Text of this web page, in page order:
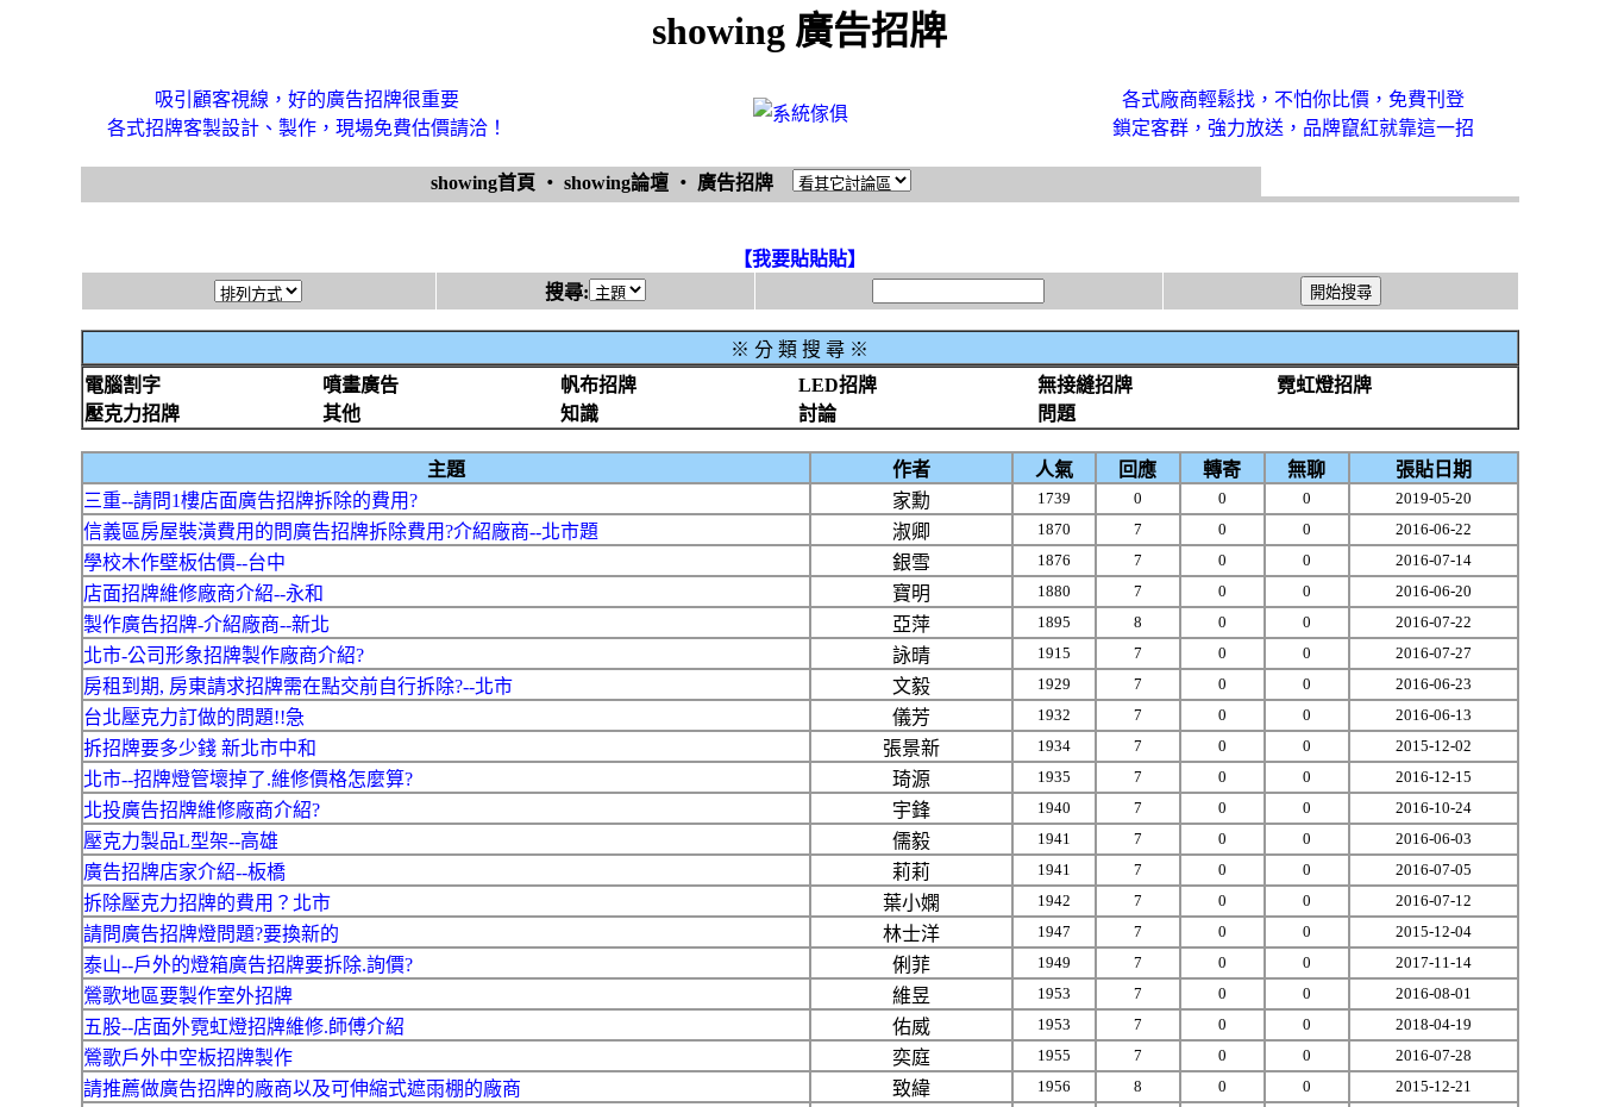
showing 廣告招牌
吸引顧客視線，好的廣告招牌很重要
各式招牌客製設計、製作，現場免費估價請洽！
各式廠商輕鬆找，不怕你比價，免費刊登
鎖定客群，強力放送，品牌竄紅就靠這一招
showing首頁 ‧ showing論壇 ‧ 廣告招牌
【我要貼貼貼】
搜尋:
※ 分 類 搜 尋 ※
電腦割字
噴畫廣告 帆布招牌 LED招牌 無接縫招牌
霓虹燈招牌
壓克力招牌
其他 知識 討論 問題
主題 作者 人氣 回應 轉寄 無聊
張貼日期
三重--請問1樓店面廣告招牌拆除的費用?
家勳 1739 0 0 0 2019-05-20
信義區房屋裝潢費用的問廣告招牌拆除費用?介紹廠商--北市題 淑卿 1870 7 0 0 2016-06-22
學校木作壁板估價--台中 銀雪 1876 7 0 0 2016-07-14
店面招牌維修廠商介紹--永和 寶明 1880 7 0 0 2016-06-20
製作廣告招牌-介紹廠商--新北 亞萍 1895 8 0 0 2016-07-22
北市-公司形象招牌製作廠商介紹? 詠晴 1915 7 0 0 2016-07-27
房租到期, 房東請求招牌需在點交前自行拆除?--北市 文毅 1929 7 0 0 2016-06-23
台北壓克力訂做的問題!!急 儀芳 1932 7 0 0 2016-06-13
拆招牌要多少錢 新北市中和 張景新 1934 7 0 0 2015-12-02
北市--招牌燈管壞掉了.維修價格怎麼算? 琦源 1935 7 0 0 2016-12-15
北投廣告招牌維修廠商介紹? 宇鋒 1940 7 0 0 2016-10-24
壓克力製品L型架--高雄 儒毅 1941 7 0 0 2016-06-03
廣告招牌店家介紹--板橋 莉莉 1941 7 0 0 2016-07-05
拆除壓克力招牌的費用？北市 葉小嫻 1942 7 0 0 2016-07-12
請問廣告招牌燈問題?要換新的 林士洋 1947 7 0 0 2015-12-04
泰山--戶外的燈箱廣告招牌要拆除.詢價? 俐菲 1949 7 0 0 2017-11-14
鶯歌地區要製作室外招牌 維昱 1953 7 0 0 2016-08-01
五股--店面外霓虹燈招牌維修.師傅介紹 佑威 1953 7 0 0 2018-04-19
鶯歌戶外中空板招牌製作 奕庭 1955 7 0 0 2016-07-28
請推薦做廣告招牌的廠商以及可伸縮式遮雨棚的廠商 致緯 1956 8 0 0 2015-12-21